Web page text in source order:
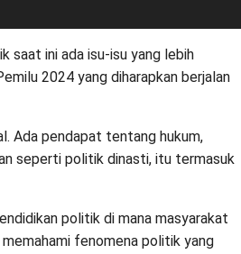
saat ini ada isu-isu yang lebih
2024 yang diharapkan berjalan
Ada pendapat tentang hukum,
seperti politik dinasti, itu termasuk
politik di mana masyarakat
fenomena politik yang